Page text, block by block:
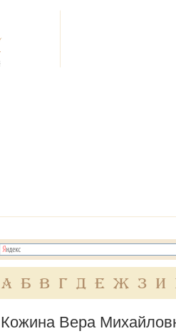
А Б В Г Д Е Ж З И
Кожина Вера